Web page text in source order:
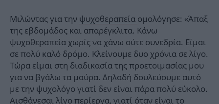
Μιλώντας για την ψυχοθεραπεία ομολόγησε: «Άπαξ
της εβδομάδος και απαρέγκλιτα. Κάνω
ψυχοθεραπεία χωρίς να χάνω ούτε συνεδρία. Είμαι
σε πολύ καλό δρόμο. Κλείνουμε δυο χρόνια σε λίγο.
Τώρα είμαι στη διαδικασία της προετοιμασίας μου
για να βγάλω τα μαύρα. Δηλαδή δουλεύουμε αυτό
με την ψυχολόγο γιατί δεν είναι πάρα πολύ εύκολο.
Αισθάνεσαι λίγο περίεργα, γιατί όταν είναι το